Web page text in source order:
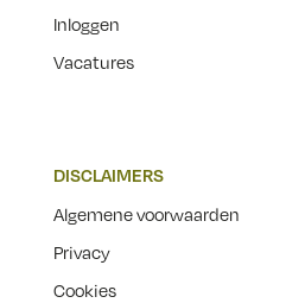
Inloggen
Vacatures
DISCLAIMERS
Algemene voorwaarden
Privacy
Cookies